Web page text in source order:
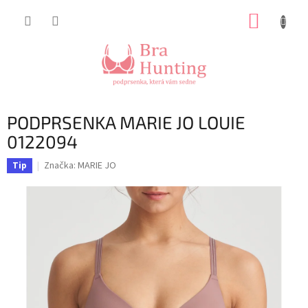
PODPRSENKA MARIE JO LOUIE
0122094
Tip Značka: MARIE JO